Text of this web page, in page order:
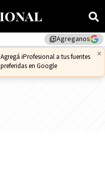
library_addAgreganos
×
Agregá iProfesional a tus fuentes
preferidas en Google
DÓLAR CCL1.02%$1,575.53